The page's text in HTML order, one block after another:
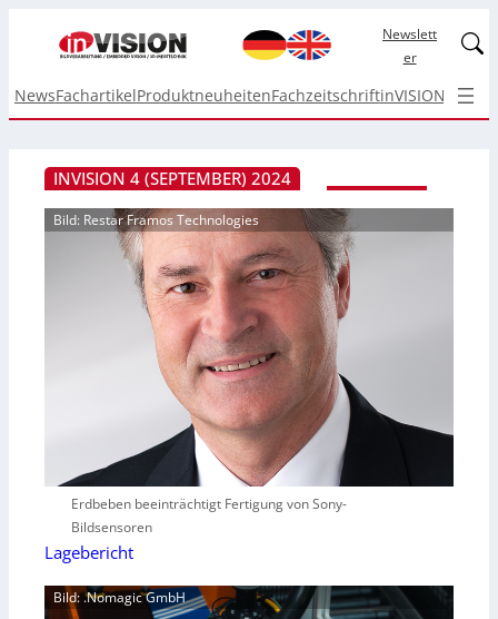
Newslett
er
NewsFachartikelProduktneuheitenFachzeitschriftinVISION Top
INVISION 4 (SEPTEMBER) 2024
Bild: Restar Framos Technologies
Erdbeben beeinträchtigt Fertigung von Sony-
Bildsensoren
Lagebericht
Bild: .Nomagic GmbH